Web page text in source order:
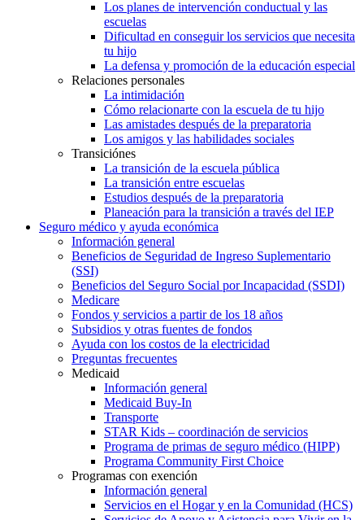
Los planes de intervención conductual y las
escuelas
Dificultad en conseguir los servicios que necesita
tu hijo
La defensa y promoción de la educación especial
Relaciones personales
La intimidación
Cómo relacionarte con la escuela de tu hijo
Las amistades después de la preparatoria
Los amigos y las habilidades sociales
Transiciónes
La transición de la escuela pública
La transición entre escuelas
Estudios después de la preparatoria
Planeación para la transición a través del IEP
Seguro médico y ayuda económica
Información general
Beneficios de Seguridad de Ingreso Suplementario
(SSI)
Beneficios del Seguro Social por Incapacidad (SSDI)
Medicare
Fondos y servicios a partir de los 18 años
Subsidios y otras fuentes de fondos
Ayuda con los costos de la electricidad
Preguntas frecuentes
Medicaid
Información general
Medicaid Buy-In
Transporte
STAR Kids – coordinación de servicios
Programa de primas de seguro médico (HIPP)
Programa Community First Choice
Programas con exención
Información general
Servicios en el Hogar y en la Comunidad (HCS)